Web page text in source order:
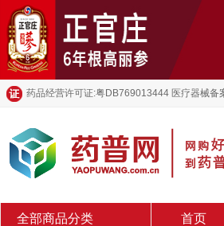
药品经营许可证:粤DB769013444 医疗器械
全部商品分类 首页